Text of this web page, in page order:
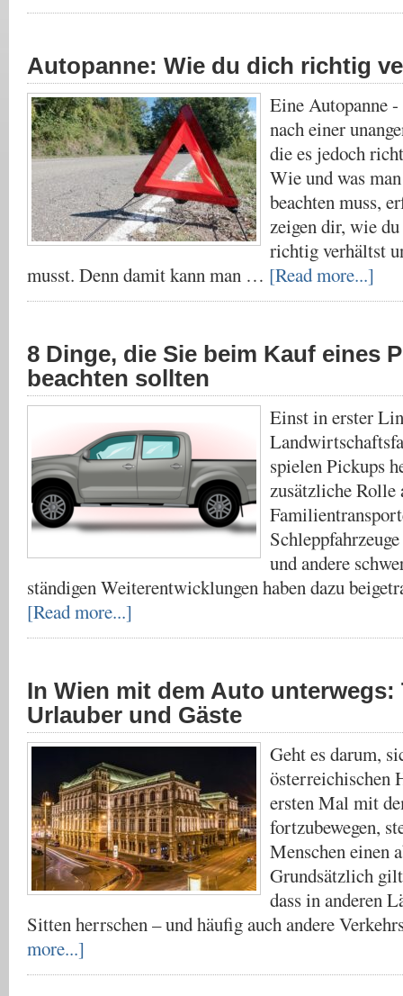
Autopanne: Wie du dich richtig
Eine Autopanne
nach einer
die es jedoch
Wie und was
beachten muss,
zeigen dir, wie
richtig verhältst
musst. Denn damit kann man … [Read more...]
8 Dinge, die Sie beim Kauf eines
beachten sollten
Einst in erster
spielen Pickups
zusätzliche
und andere
ständigen Weiterentwicklungen haben dazu
[Read more...]
In Wien mit dem Auto
Urlauber und Gäste
Geht es darum,
österreichischen
ersten Mal mit
fortzubewegen,
Menschen einen
Grundsätzlich
dass in anderen
Sitten herrschen – und häufig auch andere
more...]